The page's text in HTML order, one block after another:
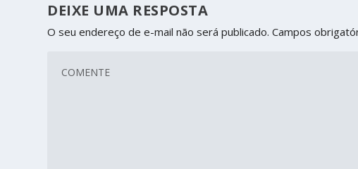
DEIXE UMA RESPOSTA
O seu endereço de e-mail não será publicado. Campos